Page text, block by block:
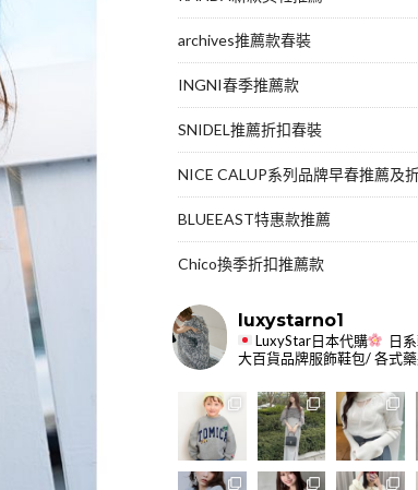
archives推薦款春裝
INGNI春季推薦款
SNIDEL推薦折扣春裝
NICE CALUP系列品牌早春推薦及
BLUEEAST特惠款推薦
Chico換季折扣推薦款
luxystarno1
LuxyStar日本代購
日
大百貨品牌服飾鞋包/ 各式